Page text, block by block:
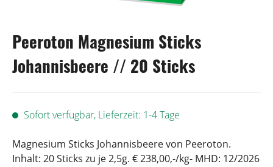
Peeroton Magnesium Sticks
Johannisbeere // 20 Sticks
Sofort verfügbar, Lieferzeit: 1-4 Tage
Magnesium Sticks Johannisbeere von Peeroton.
Inhalt: 20 Sticks zu je 2,5g. € 238,00,-/kg- MHD: 12/2026